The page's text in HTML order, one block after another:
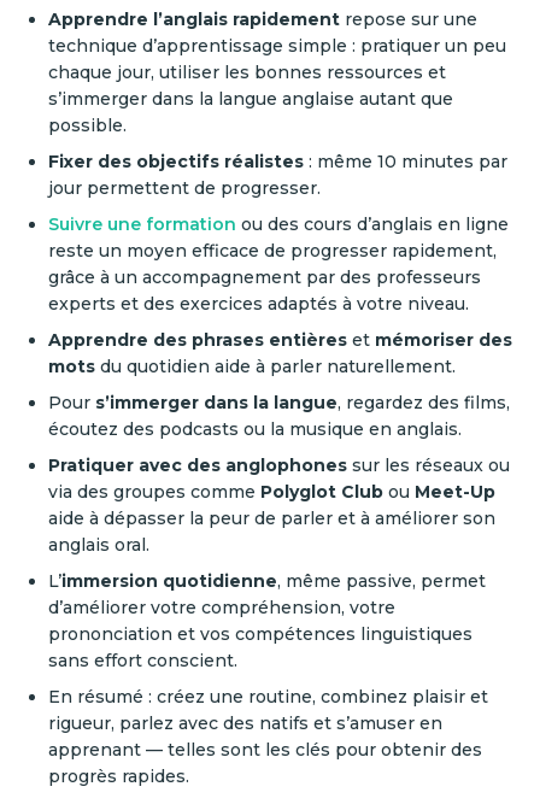
Apprendre l’anglais rapidement repose sur une
technique d’apprentissage simple : pratiquer un peu
chaque jour, utiliser les bonnes ressources et
s’immerger dans la langue anglaise autant que
possible.
Fixer des objectifs réalistes : même 10 minutes par
jour permettent de progresser.
Suivre une formation ou des cours d’anglais en ligne
reste un moyen efficace de progresser rapidement,
grâce à un accompagnement par des professeurs
experts et des exercices adaptés à votre niveau.
Apprendre des phrases entières et mémoriser des
mots du quotidien aide à parler naturellement.
Pour s’immerger dans la langue, regardez des films,
écoutez des podcasts ou la musique en anglais.
Pratiquer avec des anglophones sur les réseaux ou
via des groupes comme Polyglot Club ou Meet-Up
aide à dépasser la peur de parler et à améliorer son
anglais oral.
L’immersion quotidienne, même passive, permet
d’améliorer votre compréhension, votre
prononciation et vos compétences linguistiques
sans effort conscient.
En résumé : créez une routine, combinez plaisir et
rigueur, parlez avec des natifs et s’amuser en
apprenant — telles sont les clés pour obtenir des
progrès rapides.